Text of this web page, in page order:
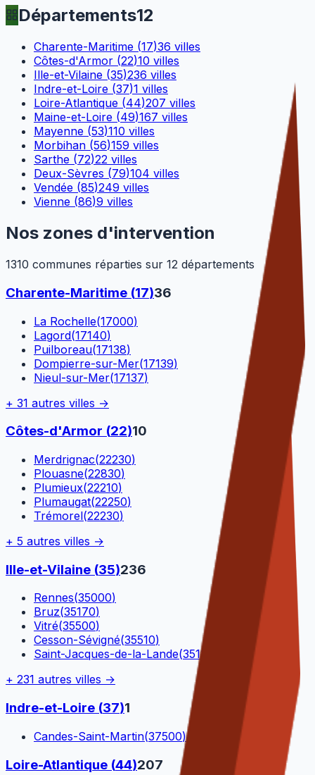
Départements12
Charente-Maritime (17)36 villes
Côtes-d'Armor (22)10 villes
Ille-et-Vilaine (35)236 villes
Indre-et-Loire (37)1 villes
Loire-Atlantique (44)207 villes
Maine-et-Loire (49)167 villes
Mayenne (53)110 villes
Morbihan (56)159 villes
Sarthe (72)22 villes
Deux-Sèvres (79)104 villes
Vendée (85)249 villes
Vienne (86)9 villes
Nos zones d'intervention
1310 communes réparties sur 12 départements
Charente-Maritime (17)36
La Rochelle(17000)
Lagord(17140)
Puilboreau(17138)
Dompierre-sur-Mer(17139)
Nieul-sur-Mer(17137)
+ 31 autres villes →
Côtes-d'Armor (22)10
Merdrignac(22230)
Plouasne(22830)
Plumieux(22210)
Plumaugat(22250)
Trémorel(22230)
+ 5 autres villes →
Ille-et-Vilaine (35)236
Rennes(35000)
Bruz(35170)
Vitré(35500)
Cesson-Sévigné(35510)
Saint-Jacques-de-la-Lande(35136
+ 231 autres villes →
Indre-et-Loire (37)1
Candes-Saint-Martin(37500)
Loire-Atlantique (44)207